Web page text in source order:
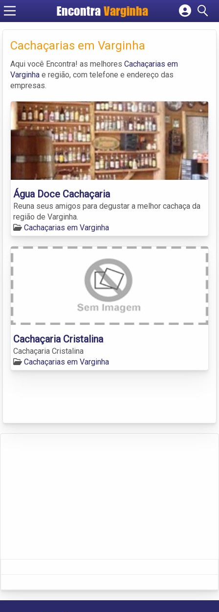
EncontraVarginha
Cadastrar empresa
Criar conta
Cachaçarias em Varginha
Aqui você Encontra! as melhores Cachaçarias em
Varginha e região, com telefone e endereço das
empresas.
Água Doce Cachaçaria
Reuna seus amigos para degustar a melhor cachaça da
região de Varginha.
Cachaçarias em Varginha
Cachaçaria Cristalina
Cachaçaria Cristalina
Cachaçarias em Varginha